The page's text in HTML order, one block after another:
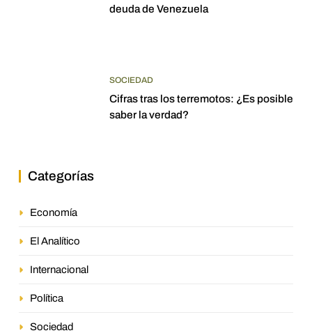
deuda de Venezuela
SOCIEDAD
Cifras tras los terremotos: ¿Es posible
saber la verdad?
Categorías
Economía
El Analítico
Internacional
Política
Sociedad